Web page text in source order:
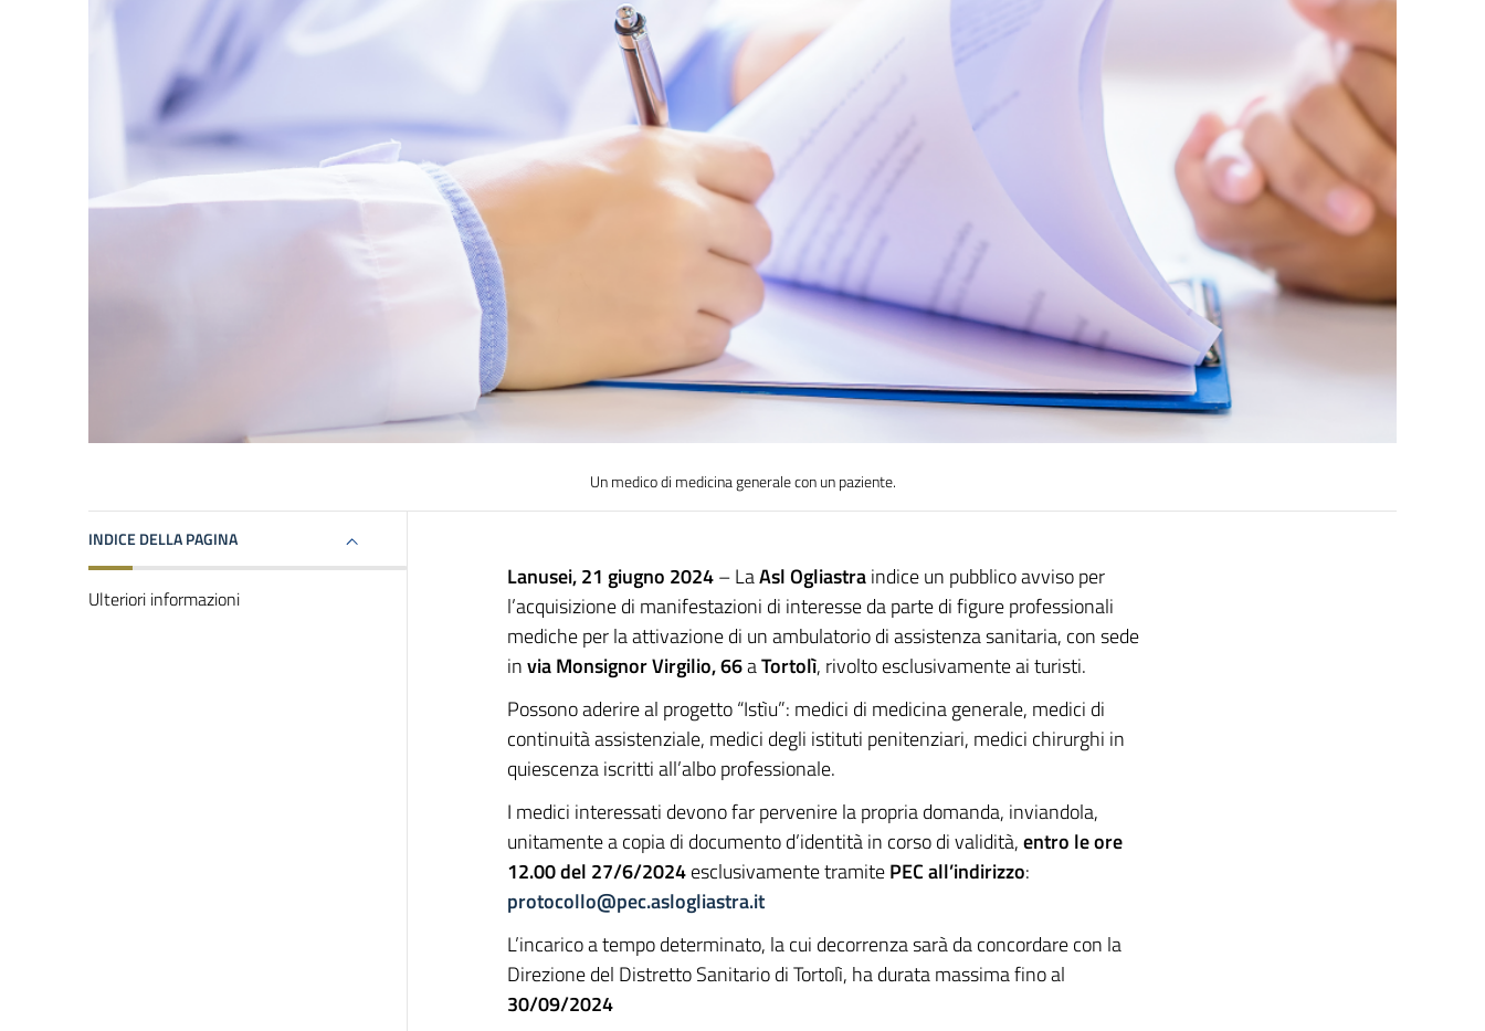
Un medico di medicina generale con un paziente.
INDICE DELLA PAGINA
Ulteriori informazioni
Lanusei, 21 giugno 2024– LaAsl Ogliastraindice un pubblico avviso per
l’acquisizione di manifestazioni di interesse da parte di figure professionali
mediche per la attivazione di un ambulatorio di assistenza sanitaria, con sede
invia Monsignor Virgilio, 66aTortolì, rivolto esclusivamente ai turisti.
Possono aderire al progetto “Istìu”: medici di medicina generale, medici di
continuità assistenziale, medici degli istituti penitenziari, medici chirurghi in
quiescenza iscritti all’albo professionale.
I medici interessati devono far pervenire la propria domanda, inviandola,
unitamente a copia di documento d’identità in corso di validità,entro le ore
12.00 del 27/6/2024esclusivamente tramitePEC all’indirizzo:
protocollo@pec.aslogliastra.it
L’incarico a tempo determinato, la cui decorrenza sarà da concordare con la
Direzione del Distretto Sanitario di Tortolì, ha durata massima fino al
30/09/2024